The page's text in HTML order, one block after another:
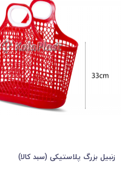
زنبیل بزرگ پلاستیکی (سبد کالا)